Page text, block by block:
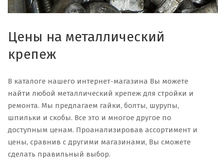
Цены на металлический
крепеж
В каталоге нашего интернет-магазина Вы можете
найти любой металлический крепеж для стройки и
ремонта. Мы предлагаем гайки, болты, шурупы,
шпильки и скобы. Все это и многое другое по
доступным ценам. Проанализировав ассортимент и
цены, сравнив с другими магазинами, Вы сможете
сделать правильный выбор.